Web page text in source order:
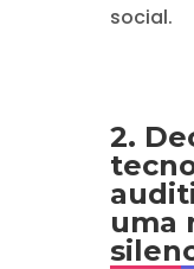
social.
2.
uma